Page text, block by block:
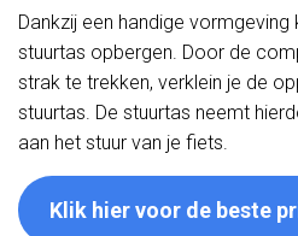
Dankzij een handige vormgeving
stuurtas opbergen. Door de
strak te trekken, verklein je de
stuurtas. De stuurtas neemt
aan het stuur van je fiets.
Klik hier voor de beste